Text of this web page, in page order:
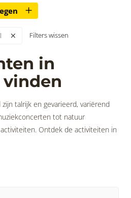
Filters wissen
in
vinden
talrijk en gevarieerd, variërend
tot natuur
Ontdek de activiteiten in